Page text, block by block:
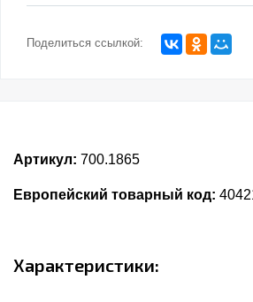
Поделиться ссылкой:
Артикул: 700.1865
Европейский товарный код:
Характеристики: